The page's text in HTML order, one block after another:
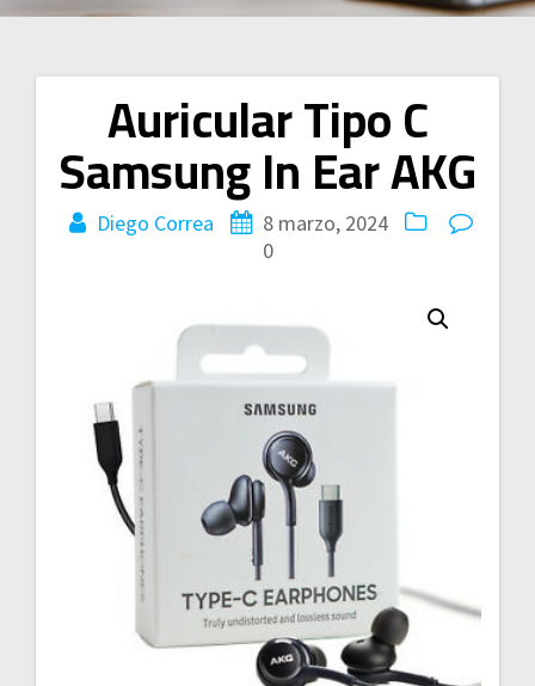
Auricular Tipo C
Samsung In Ear AKG
Diego Correa
8 marzo, 2024
0
Navegación
de
entradas